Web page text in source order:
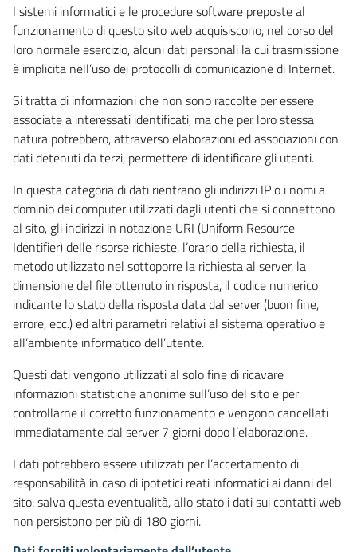
I sistemi informatici e le procedure software preposte al
funzionamento di questo sito web acquisiscono, nel corso del
loro normale esercizio, alcuni dati personali la cui trasmissione
è implicita nell’uso dei protocolli di comunicazione di Internet.
Si tratta di informazioni che non sono raccolte per essere
associate a interessati identificati, ma che per loro stessa
natura potrebbero, attraverso elaborazioni ed associazioni con
dati detenuti da terzi, permettere di identificare gli utenti.
In questa categoria di dati rientrano gli indirizzi IP o i nomi a
dominio dei computer utilizzati dagli utenti che si connettono
al sito, gli indirizzi in notazione URI (Uniform Resource
Identifier) delle risorse richieste, l’orario della richiesta, il
metodo utilizzato nel sottoporre la richiesta al server, la
dimensione del file ottenuto in risposta, il codice numerico
indicante lo stato della risposta data dal server (buon fine,
errore, ecc.) ed altri parametri relativi al sistema operativo e
all’ambiente informatico dell’utente.
Questi dati vengono utilizzati al solo fine di ricavare
informazioni statistiche anonime sull’uso del sito e per
controllarne il corretto funzionamento e vengono cancellati
immediatamente dal server 7 giorni dopo l’elaborazione.
I dati potrebbero essere utilizzati per l’accertamento di
responsabilità in caso di ipotetici reati informatici ai danni del
sito: salva questa eventualità, allo stato i dati sui contatti web
non persistono per più di 180 giorni.